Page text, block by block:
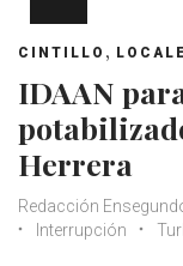
CINTILLO ,
IDAAN
Herrera
Redacción
Interrupción